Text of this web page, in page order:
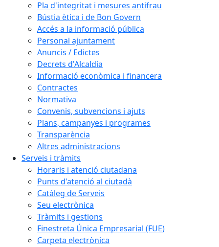
Pla d'integritat i mesures antifrau
Bústia ètica i de Bon Govern
Accés a la informació pública
Personal ajuntament
Anuncis / Edictes
Decrets d'Alcaldia
Informació econòmica i financera
Contractes
Normativa
Convenis, subvencions i ajuts
Plans, campanyes i programes
Transparència
Altres administracions
Serveis i tràmits
Horaris i atenció ciutadana
Punts d'atenció al ciutadà
Catàleg de Serveis
Seu electrònica
Tràmits i gestions
Finestreta Única Empresarial (FUE)
Carpeta electrònica